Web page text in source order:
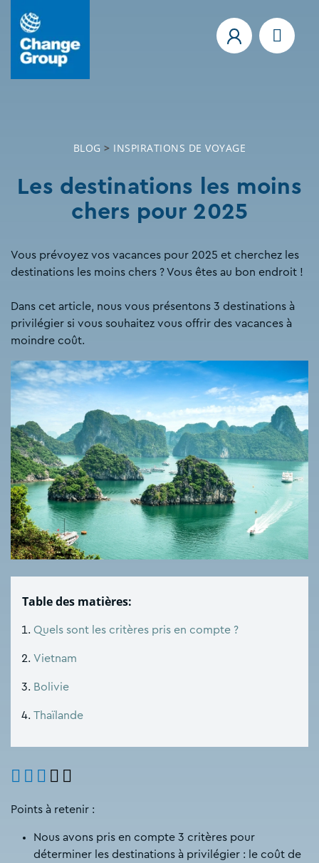
BLOG > INSPIRATIONS DE VOYAGE
Les destinations les moins
chers pour 2025
Vous prévoyez vos vacances pour 2025 et cherchez les
destinations les moins chers ? Vous êtes au bon endroit !
Dans cet article, nous vous présentons 3 destinations à
privilégier si vous souhaitez vous offrir des vacances à
moindre coût.
Table des matières:
Quels sont les critères pris en compte ?
Vietnam
Bolivie
Thaïlande
Points à retenir :
Nous avons pris en compte 3 critères pour
déterminer les destinations à privilégier : le coût de